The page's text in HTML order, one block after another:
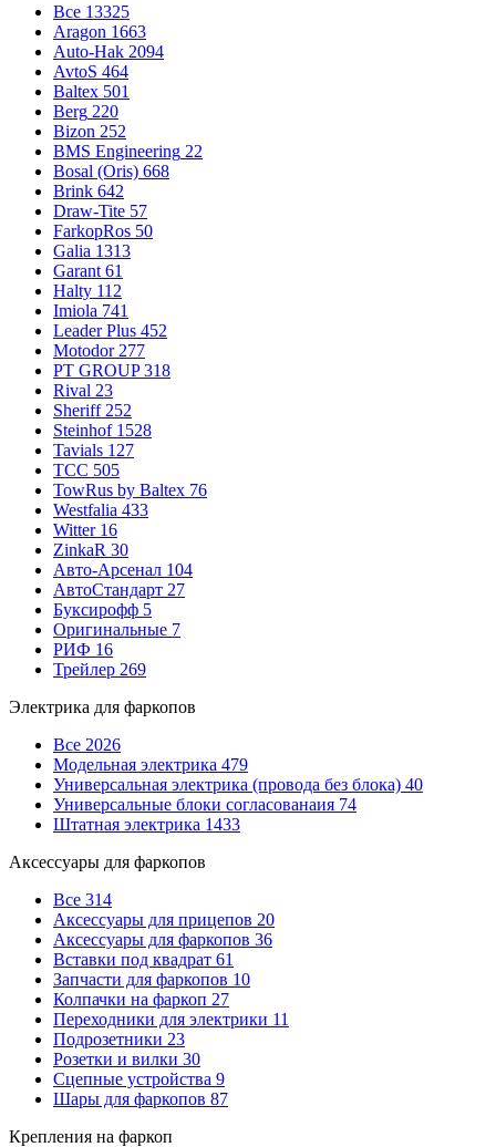
Все 13325
Aragon 1663
Auto-Hak 2094
AvtoS 464
Baltex 501
Berg 220
Bizon 252
BMS Engineering 22
Bosal (Oris) 668
Brink 642
Draw-Tite 57
FarkopRos 50
Galia 1313
Garant 61
Halty 112
Imiola 741
Leader Plus 452
Motodor 277
PT GROUP 318
Rival 23
Sheriff 252
Steinhof 1528
Tavials 127
TCC 505
TowRus by Baltex 76
Westfalia 433
Witter 16
ZinkaR 30
Авто-Арсенал 104
АвтоСтандарт 27
Буксирофф 5
Оригинальные 7
РИФ 16
Трейлер 269
Электрика для фаркопов
Все 2026
Модельная электрика 479
Универсальная электрика (провода без блока) 40
Универсальные блоки согласованаия 74
Штатная электрика 1433
Аксессуары для фаркопов
Все 314
Аксессуары для прицепов 20
Аксессуары для фаркопов 36
Вставки под квадрат 61
Запчасти для фаркопов 10
Колпачки на фаркоп 27
Переходники для электрики 11
Подрозетники 23
Розетки и вилки 30
Сцепные устройства 9
Шары для фаркопов 87
Крепления на фаркоп